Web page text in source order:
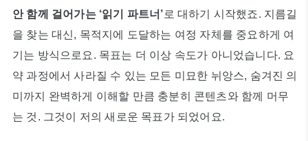
안 함께 걸어가는 ‘읽기 파트너’ 로 대하기 시작했죠. 지름길
을 찾는 대신, 목적지에 도달하는 여정 자체를 중요하게 여
기는 방식으로요. 목표는 더 이상 속도가 아니었습니다. 요
약 과정에서 사라질 수 있는 모든 미묘한 뉘앙스, 숨겨진 의
미까지 완벽하게 이해할 만큼 충분히 콘텐츠와 함께 머무
는 것. 그것이 저의 새로운 목표가 되었어요.